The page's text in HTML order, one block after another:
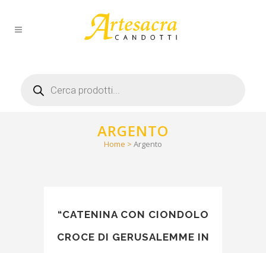
search
ARGENTO
Home > Argento
“CATENINA CON CIONDOLO
CROCE DI GERUSALEMME IN